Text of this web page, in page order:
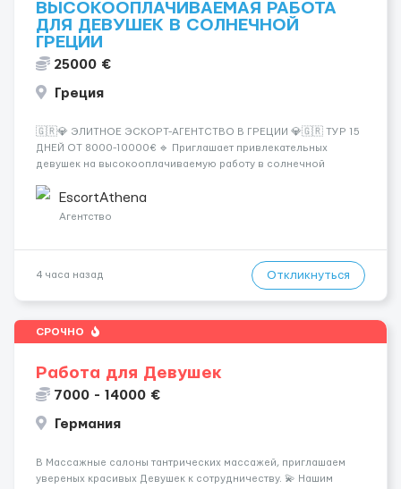
ВЫСОКООПЛАЧИВАЕМАЯ РАБОТА
ДЛЯ ДЕВУШЕК В СОЛНЕЧНОЙ
ГРЕЦИИ
25000 €
Греция
🇬🇷💎 ЭЛИТНОЕ ЭСКОРТ-АГЕНТСТВО В ГРЕЦИИ 💎🇬🇷 ТУР 15
ДНЕЙ ОТ 8000-10000€ 🔹 Приглашает привлекательных
девушек на высокооплачиваемую работу в солнечной
хорошие деньги 💶 — это предложение для тебя! 🔹
Требования: ✔️ Возраст от ...
EscortAthena
Агентство
4 часа назад Откликнуться
СРОЧНО
Работа для Девушек
7000 - 14000 €
Германия
В Массажные салоны тантрических массажей, приглашаем
увереных красивых Девушек к сотрудничеству. 💫 Нашим